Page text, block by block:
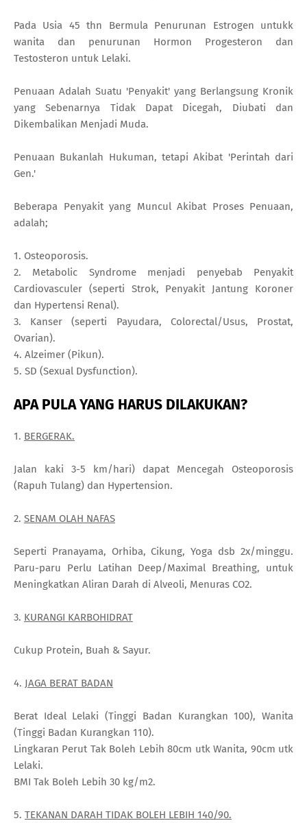
Pada Usia 45 thn Bermula Penurunan Estrogen untukk
wanita dan penurunan Hormon Progesteron dan
Testosteron untuk Lelaki.
Penuaan Adalah Suatu 'Penyakit' yang Berlangsung Kronik
yang Sebenarnya Tidak Dapat Dicegah, Diubati dan
Dikembalikan Menjadi Muda.
Penuaan Bukanlah Hukuman, tetapi Akibat 'Perintah dari
Gen.'
Beberapa Penyakit yang Muncul Akibat Proses Penuaan,
adalah;
1. Osteoporosis.
2. Metabolic Syndrome menjadi penyebab Penyakit
Cardiovasculer (seperti Strok, Penyakit Jantung Koroner
dan Hypertensi Renal).
3. Kanser (seperti Payudara, Colorectal/Usus, Prostat,
Ovarian).
4. Alzeimer (Pikun).
5. SD (Sexual Dysfunction).
APA PULA YANG HARUS DILAKUKAN?
1. BERGERAK.
Jalan kaki 3-5 km/hari) dapat Mencegah Osteoporosis
(Rapuh Tulang) dan Hypertension.
2. SENAM OLAH NAFAS
Seperti Pranayama, Orhiba, Cikung, Yoga dsb 2x/minggu.
Paru-paru Perlu Latihan Deep/Maximal Breathing, untuk
Meningkatkan Aliran Darah di Alveoli, Menuras CO2.
3. KURANGI KARBOHIDRAT
Cukup Protein, Buah & Sayur.
4. JAGA BERAT BADAN
Berat Ideal Lelaki (Tinggi Badan Kurangkan 100), Wanita
(Tinggi Badan Kurangkan 110).
Lingkaran Perut Tak Boleh Lebih 80cm utk Wanita, 90cm utk
Lelaki.
BMI Tak Boleh Lebih 30 kg/m2.
5. TEKANAN DARAH TIDAK BOLEH LEBIH 140/90.